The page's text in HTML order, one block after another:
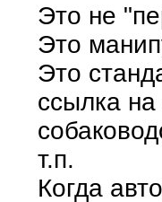
Это не
Это
Это
ссылка
т.п.
Когда